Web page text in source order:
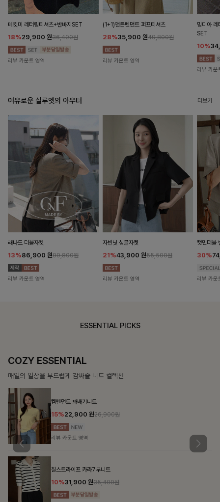
테킷미 레터링티셔츠+반바지SET
18%29,900 원36,400원
리뷰 카운트 영역
(1+1)앤튼펜던트 퍼프티셔츠
28%35,900 원49,800원
리뷰 카운트 영역
밍디아 레
SET
10%
리뷰 카운
여유로운 실루엣의 아우터 더보기
래나드 더블자켓
13%86,900 원99,800원
리뷰 카운트 영역
자빈닛 싱글자켓
21%43,900 원55,500원
리뷰 카운트 영역
캣민더블
30%
리뷰 카운
ESSENTIAL PICKS
COZY ESSENTIAL
매일의 일상을 부드럽게 감싸줄 니트 컬렉션
켐펜던트 꽈배기니트
15%22,900 원26,900원
리뷰 카운트 영역
칠스트라이프 카라7부니트
10%31,900 원35,400원